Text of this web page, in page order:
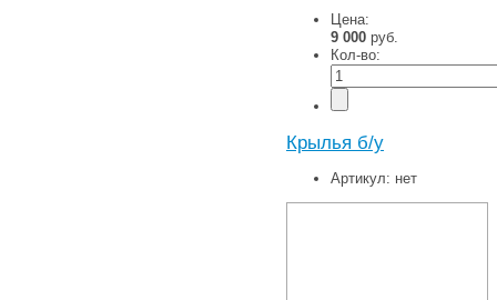
Цена:
9 000 руб.
Кол-во:
Крылья б/у
Артикул: нет